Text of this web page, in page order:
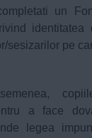
un
identitatea
sesizarilor pe
a face
legea